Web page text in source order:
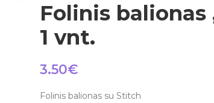
Folinis balionas
1 vnt.
3.50€
Folinis balionas su Stitch